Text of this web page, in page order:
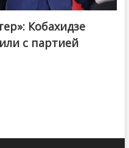
Кобахидзе
с партией